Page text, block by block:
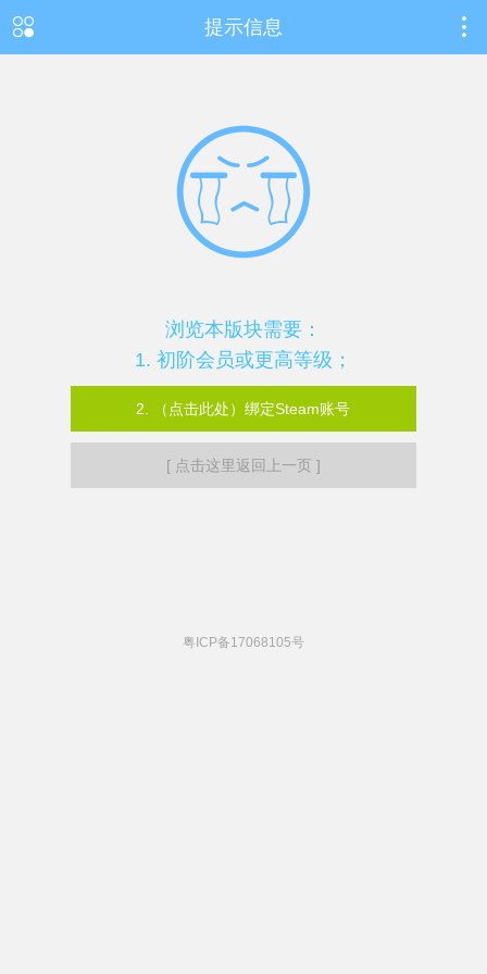
提示信息
浏览本版块需要：
1. 初阶会员或更高等级；
2. （点击此处）绑定Steam账号
[ 点击这里返回上一页 ]
粤ICP备17068105号